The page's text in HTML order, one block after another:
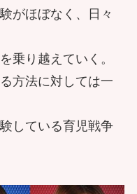
がほぼなく、日々
乗り越えていく。
方法に対しては一
している育児戦争